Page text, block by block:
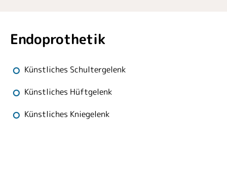
Endoprothetik
Künstliches Schultergelenk
Künstliches Hüftgelenk
Künstliches Kniegelenk